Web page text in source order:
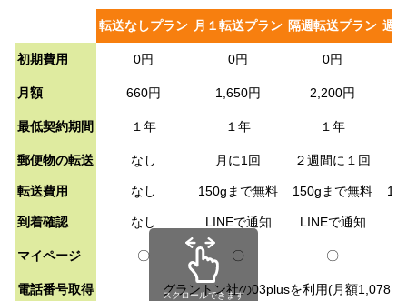
転送なしプラン 月１転送プラン 隔週転送プラン 週
初期費用 0円 0円 0円
月額 660円 1,650円 2,200円
最低契約期間 １年 １年 １年
郵便物の転送 なし 月に1回 ２週間に１回
転送費用 なし 150gまで無料 150gまで無料
到着確認 なし LINEで通知 LINEで通知
マイページ 〇 〇 〇
電話番号取得 グラントン社の03plusを利用(月額1,078円)
スクロールできます